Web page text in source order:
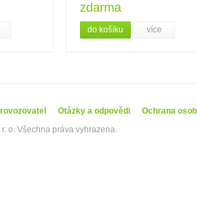
zdarma
do košíku více
Otázky a odpovědi
Ochrana
o. Všechna práva vyhrazena.